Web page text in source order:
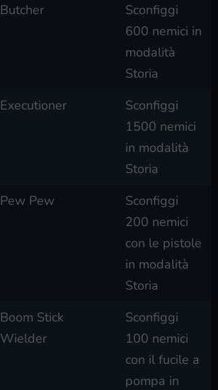
Butcher
Sconfiggi
600 nemici in
modalità
Storia
Executioner
Sconfiggi
1500 nemici
in modalità
Storia
Pew Pew
Sconfiggi
200 nemici
con le pistole
in modalità
Storia
Boom Stick
Wielder
Sconfiggi
100 nemici
con il fucile a
pompa in